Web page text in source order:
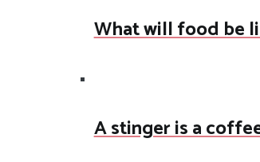
What will food be
A stinger is a